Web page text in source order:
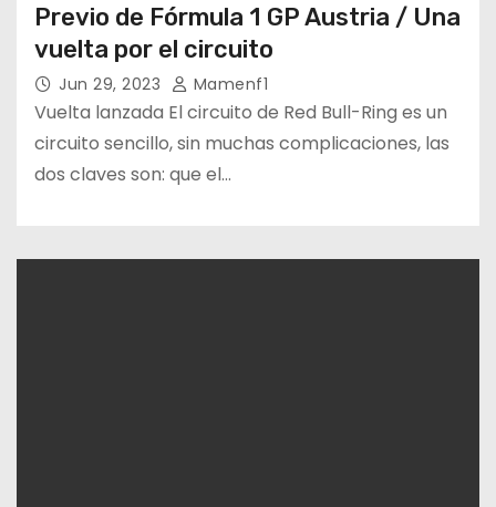
Previo de Fórmula 1 GP Austria / Una
vuelta por el circuito
Jun 29, 2023 Mamenf1
Vuelta lanzada El circuito de Red Bull-Ring es un
circuito sencillo, sin muchas complicaciones, las
dos claves son: que el…